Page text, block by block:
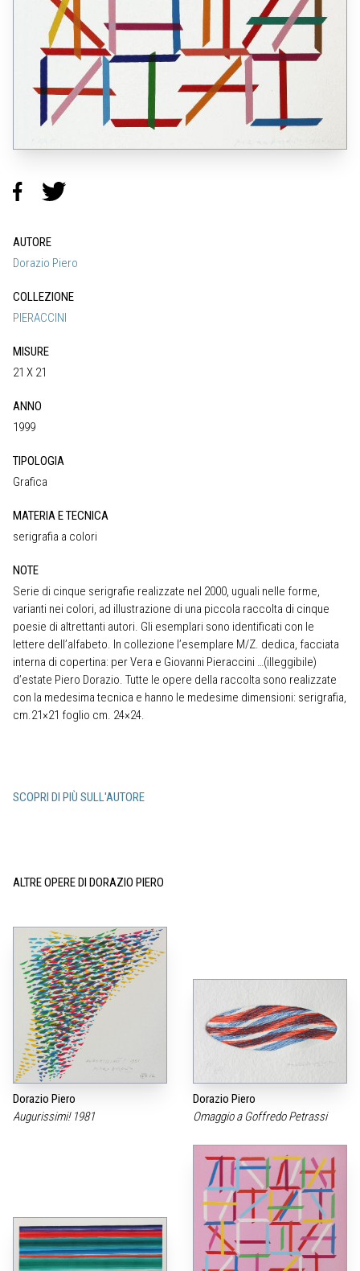
AUTORE
Dorazio Piero
COLLEZIONE
PIERACCINI
MISURE
21 X 21
ANNO
1999
TIPOLOGIA
Grafica
MATERIA E TECNICA
serigrafia a colori
NOTE
Serie di cinque serigrafie realizzate nel 2000, uguali nelle forme,
varianti nei colori, ad illustrazione di una piccola raccolta di cinque
poesie di altrettanti autori. Gli esemplari sono identificati con le
lettere dell’alfabeto. In collezione l’esemplare M/Z. dedica, facciata
interna di copertina: per Vera e Giovanni Pieraccini …(illeggibile)
d’estate Piero Dorazio. Tutte le opere della raccolta sono realizzate
con la medesima tecnica e hanno le medesime dimensioni: serigrafia,
cm.21×21 foglio cm. 24×24.
SCOPRI DI PIÙ SULL'AUTORE
ALTRE OPERE DI DORAZIO PIERO
Dorazio Piero
Augurissimi! 1981
Dorazio Piero
Omaggio a Goffredo Petrassi